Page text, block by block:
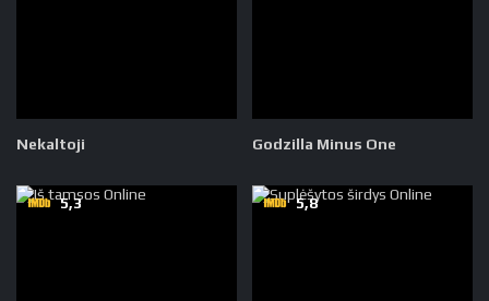
Nekaltoji Godzilla Minus One
5,3 5,8